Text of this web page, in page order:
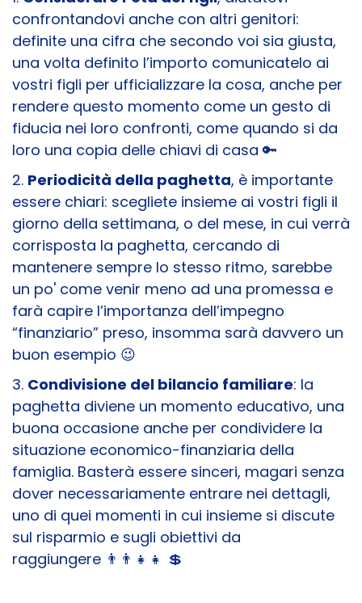
confrontandovi anche con altri genitori:
definite una cifra che secondo voi sia giusta,
una volta definito l’importo comunicatelo ai
vostri figli per ufficializzare la cosa, anche per
rendere questo momento come un gesto di
fiducia nei loro confronti, come quando si da
loro una copia delle chiavi di casa 🔑
2. Periodicità della paghetta, è importante
essere chiari: scegliete insieme ai vostri figli il
giorno della settimana, o del mese, in cui verrà
corrisposta la paghetta, cercando di
mantenere sempre lo stesso ritmo, sarebbe
un po' come venir meno ad una promessa e
farà capire l’importanza dell’impegno
“finanziario” preso, insomma sarà davvero un
buon esempio 😉
3. Condivisione del bilancio familiare: la
paghetta diviene un momento educativo, una
buona occasione anche per condividere la
situazione economico-finanziaria della
famiglia. Basterà essere sinceri, magari senza
dover necessariamente entrare nei dettagli,
uno di quei momenti in cui insieme si discute
sul risparmio e sugli obiettivi da
raggiungere 👨‍👨‍👧‍👧 💲